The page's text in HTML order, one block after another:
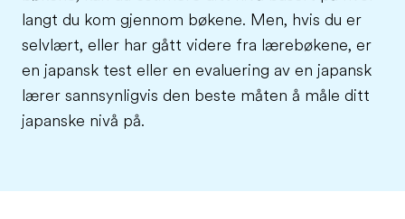
langt du kom gjennom bøkene. Men, hvis du er
selvlært, eller har gått videre fra lærebøkene, er
en japansk test eller en evaluering av en japansk
lærer sannsynligvis den beste måten å måle ditt
japanske nivå på.